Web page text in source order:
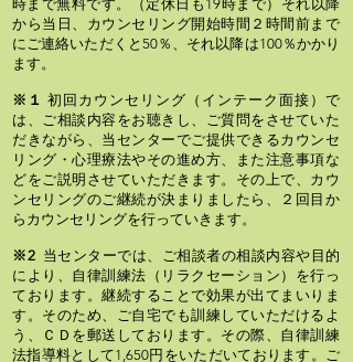
時まで無料です。（定休日も19時まで）それ以降
から当日、カウンセリング開始時間２時間前まで
にご連絡いただくと50％、それ以降は100％かかり
ます。
※１ 初回カウンセリング（インテーク面接）で
は、ご相談内容をお聴きし、ご質問をさせていた
だきながら、当センターでご提供できるカウンセ
リング・心理療法やその進め方、また注意事項な
どをご説明させていただきます。その上で、カウ
ンセリングのご継続が決まりましたら、２回目か
らカウンセリングを行っていきます。
※2 当センターでは、ご相談者の相談内容や目的
により、自律訓練法（リラクセーション）を行っ
ております。継続することで効果が出てまいりま
す。そのため、ご自宅でも訓練していただけるよ
う、ＣＤを郵送しております。その際、自律訓練
法指導料として1,650円をいただいております。ご